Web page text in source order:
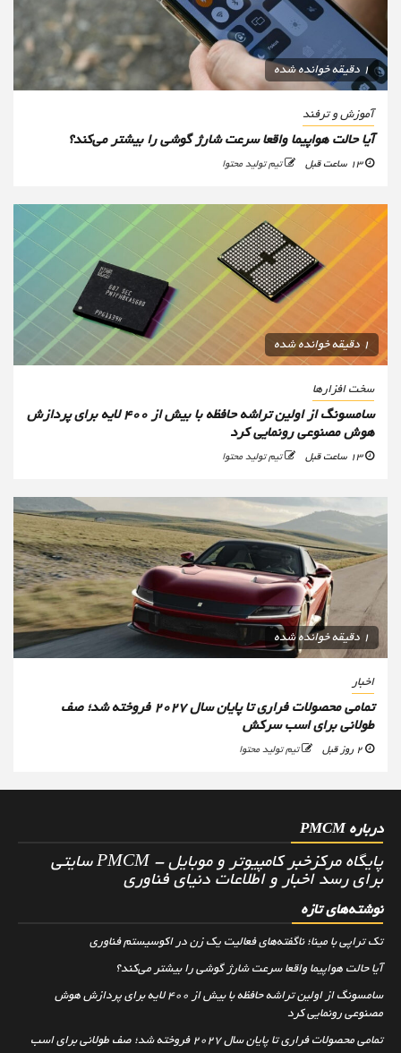
1 دقیقه خوانده شده
آموزش و ترفند
آیا حالت هواپیما واقعا سرعت شارژ گوشی را بیشتر می‌کند؟
تیم تولید محتوا
سخت افزارها
سامسونگ از اولین تراشه حافظه با بیش از ۴۰۰ لایه برای پردازش
هوش مصنوعی رونمایی کرد
تیم تولید محتوا
اخبار
تمامی محصولات فراری تا پایان سال ۲۰۲۷ فروخته شد؛ صف
طولانی برای اسب سرکش
تیم تولید محتوا
درباره PMCM
پایگاه مرکزخبر کامپیوتر و موبایل - PMCM سایتی
برای رسد اخبار و اطلاعات دنیای فناوری
نوشته‌های تازه
تک تراپی با مینا؛ ناگفته‌های فعالیت یک زن در اکوسیستم فناوری
آیا حالت هواپیما واقعا سرعت شارژ گوشی را بیشتر می‌کند؟
سامسونگ از اولین تراشه حافظه با بیش از ۴۰۰ لایه برای پردازش هوش
مصنوعی رونمایی کرد
تمامی محصولات فراری تا پایان سال ۲۰۲۷ فروخته شد؛ صف طولانی برای اسب